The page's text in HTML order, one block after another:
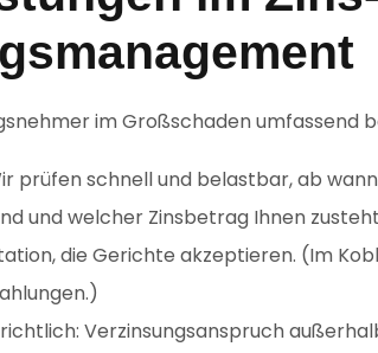
im Großschaden umfassend
prüfen schnell und belastbar, ab
und welcher Zinsbetrag Ihnen
die Gerichte akzeptieren. (Im
Verzinsungsanspruch